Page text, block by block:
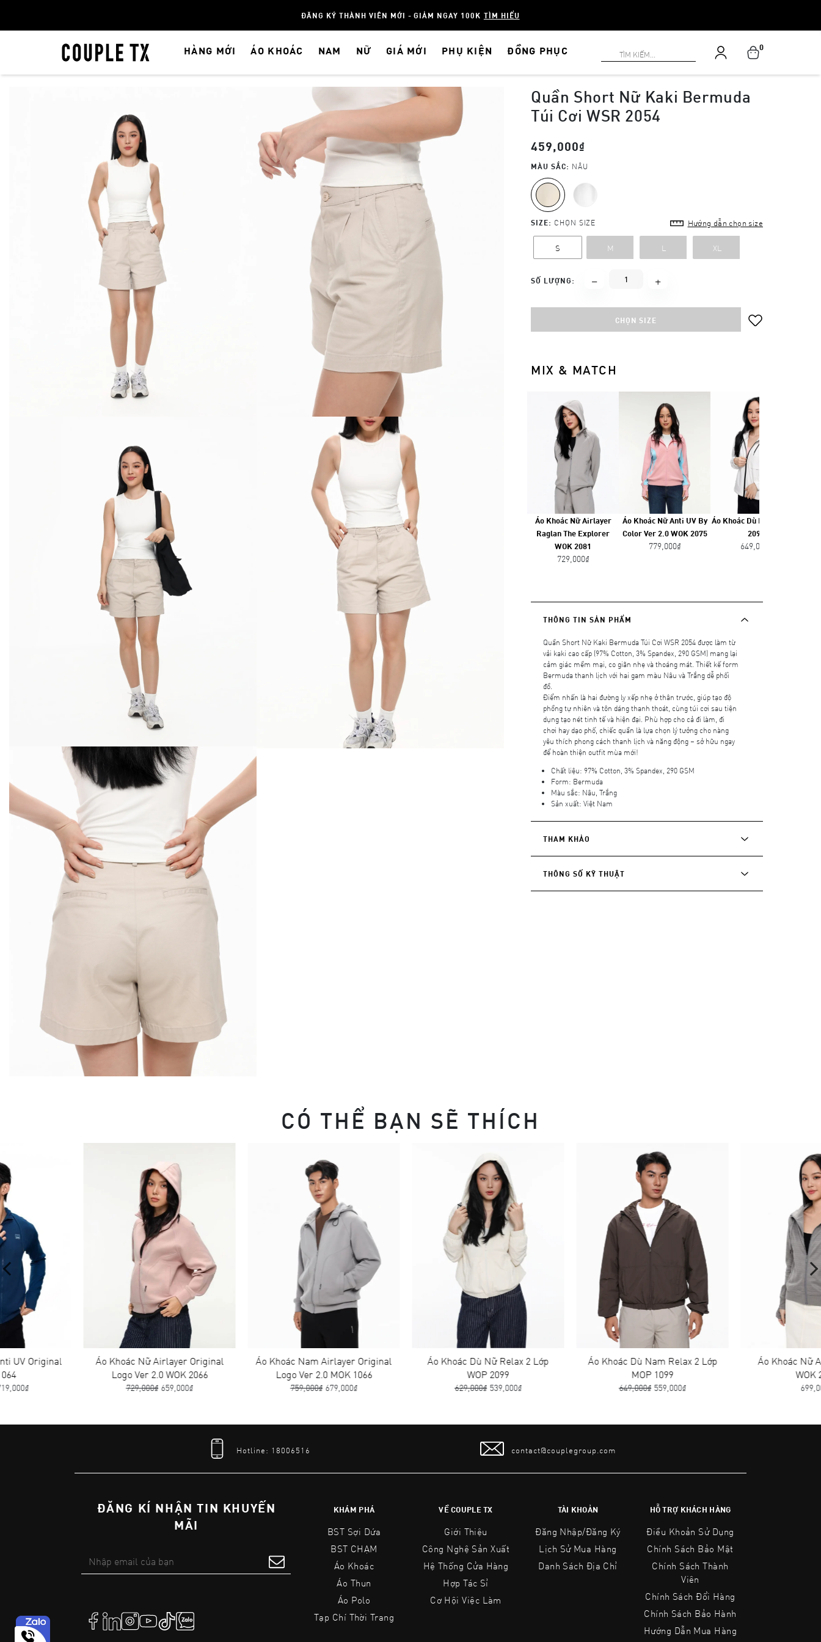
ĐĂNG KÝ THÀNH VIÊN MỚI - GIẢM NGAY 100K TÌM HIỂU
HÀNG MỚI ÁO KHOÁC NAM NỮ GIÁ MỚI PHỤ KIỆN ĐỒNG PHỤC 0
Quần Short Nữ Kaki Bermuda
Túi Cơi WSR 2054
459,000₫
MÀU SẮC: NÂU
SIZE: CHỌN SIZE Hướng dẫn chọn size
S M L XL
SỐ LƯỢNG:
CHỌN SIZE
MIX & MATCH
Áo Khoác Nữ Airlayer
Raglan The Explorer
WOK 2081
729,000₫
Áo Khoác Nữ Anti UV By
Color Ver 2.0 WOK 2075
779,000₫
Áo Khoác Dù Nữ FIT WOP
2098
649,000₫
THÔNG TIN SẢN PHẨM
Quần Short Nữ Kaki Bermuda Túi Cơi WSR 2054 được làm từ
vải kaki cao cấp (97% Cotton, 3% Spandex, 290 GSM) mang lại
cảm giác mềm mại, co giãn nhẹ và thoáng mát. Thiết kế form
Bermuda thanh lịch với hai gam màu Nâu và Trắng dễ phối
đồ.
Điểm nhấn là hai đường ly xếp nhẹ ở thân trước, giúp tạo độ
phồng tự nhiên và tôn dáng thanh thoát, cùng túi cơi sau tiện
dụng tạo nét tinh tế và hiện đại. Phù hợp cho cả đi làm, đi
chơi hay dạo phố, chiếc quần là lựa chọn lý tưởng cho nàng
yêu thích phong cách thanh lịch và năng động – sở hữu ngay
để hoàn thiện outfit mùa mới!
Chất liệu: 97% Cotton, 3% Spandex, 290 GSM
Form: Bermuda
Màu sắc: Nâu, Trắng
Sản xuất: Việt Nam
THAM KHẢO
THÔNG SỐ KỸ THUẬT
CÓ THỂ BẠN SẼ THÍCH
Áo Khoác Nữ Airlayer Original
Logo Ver 2.0 WOK 2066
Áo Khoác Nam Airlayer Original
Logo Ver 2.0 MOK 1066
Áo Khoác Dù Nữ Relax 2 Lớp
Áo Khoác Dù Nam Relax 2 Lớp
Áo Khoác Nữ Anti UV Helios
Hotline: 18006516 contact@couplegroup.com
ĐĂNG KÍ NHẬN TIN KHUYẾN
MÃI
KHÁM PHÁ
BST Sợi Dứa
BST CHẠM
Áo Khoác
Áo Thun
Áo Polo
Tạp Chí Thời Trang
VỀ COUPLE TX
Giới Thiệu
Công Nghệ Sản Xuất
Hệ Thống Cửa Hàng
Hợp Tác Sỉ
Cơ Hội Việc Làm
TÀI KHOẢN
Đăng Nhập/Đăng Ký
Lịch Sử Mua Hàng
Danh Sách Địa Chỉ
HỖ TRỢ KHÁCH HÀNG
Điều Khoản Sử Dụng
Chính Sách Bảo Mật
Chính Sách Thành
Viên
Chính Sách Đổi Hàng
Chính Sách Bảo Hành
Hướng Dẫn Mua Hàng